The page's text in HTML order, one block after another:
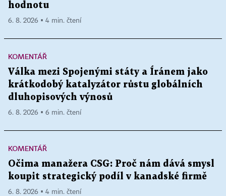
hodnotu
6. 8. 2026 ▪ 4 min. čtení
KOMENTÁŘ
Válka mezi Spojenými státy a Íránem jako
krátkodobý katalyzátor růstu globálních
dluhopisových výnosů
6. 8. 2026 ▪ 6 min. čtení
KOMENTÁŘ
Očima manažera CSG: Proč nám dává smysl
koupit strategický podíl v kanadské firmě
6. 8. 2026 ▪ 4 min. čtení